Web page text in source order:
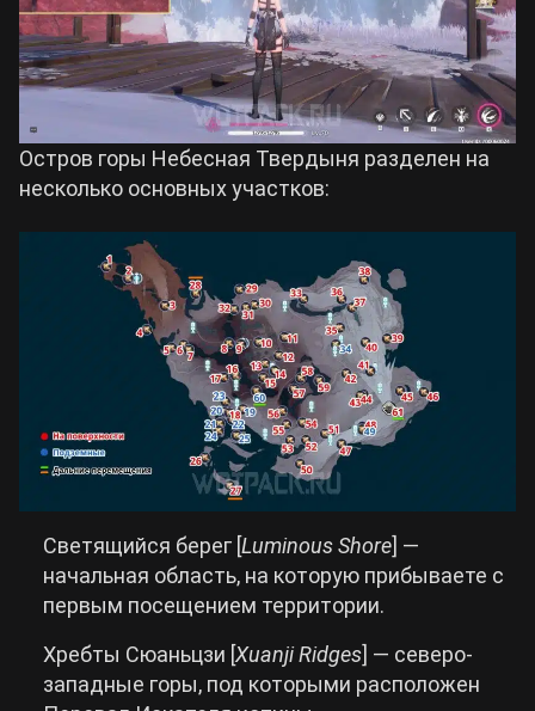
Остров горы Небесная Твердыня разделен на
несколько основных участков:
Светящийся берег [LuminousShore] —
начальная область, на которую прибываете с
первым посещением территории.
Хребты Сюаньцзи [XuanjiRidges] — северо-
западные горы, под которыми расположен